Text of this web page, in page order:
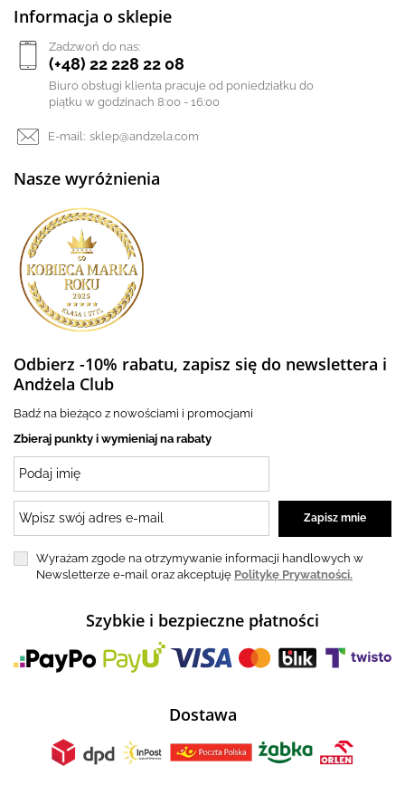
Informacja o sklepie
Zadzwoń do nas:
(+48) 22 228 22 08
Biuro obsługi klienta pracuje od poniedziałku do
piątku w godzinach 8:00 - 16:00
E-mail: sklep@andzela.com
Nasze wyróżnienia
Odbierz -10% rabatu, zapisz się do newslettera i
Andżela Club
Badź na bieżąco z nowościami i promocjami
Zbieraj punkty i wymieniaj na rabaty
Wyrażam zgode na otrzymywanie informacji handlowych w
Newsletterze e-mail oraz akceptuję Politykę Prywatności.
Szybkie i bezpieczne płatności
Dostawa